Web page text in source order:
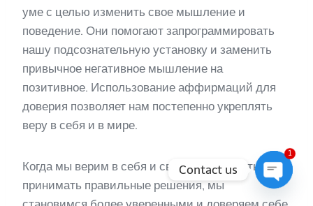
уме с целью изменить свое мышление и
поведение. Они помогают запрограммировать
нашу подсознательную установку и заменить
привычное негативное мышление на
позитивное. Использование аффирмаций для
доверия позволяет нам постепенно укреплять
веру в себя и в мире.
Когда мы верим в себя и свою способность
принимать правильные решения, мы
Contact us
Open
1